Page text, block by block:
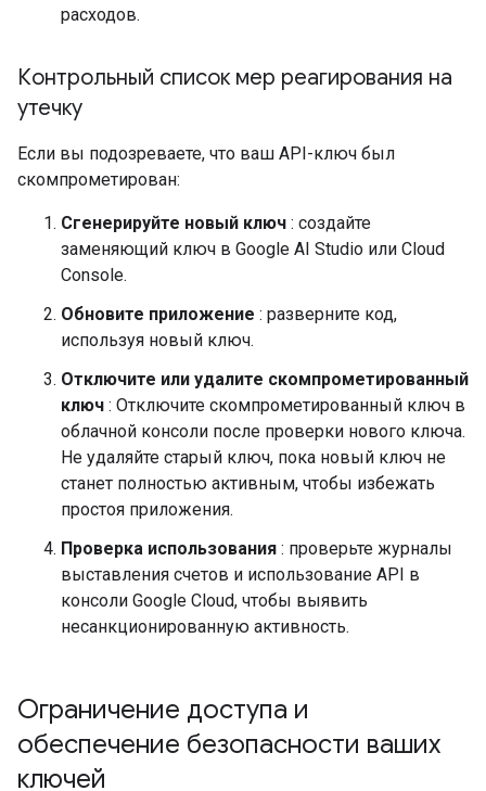
расходов.
Контрольный список мер реагирования на
утечку
Если вы подозреваете, что ваш API-ключ был
скомпрометирован:
Сгенерируйте новый ключ : создайте
заменяющий ключ в Google AI Studio или Cloud
Console.
Обновите приложение : разверните код,
используя новый ключ.
Отключите или удалите скомпрометированный
ключ : Отключите скомпрометированный ключ в
облачной консоли после проверки нового ключа.
Не удаляйте старый ключ, пока новый ключ не
станет полностью активным, чтобы избежать
простоя приложения.
Проверка использования : проверьте журналы
выставления счетов и использование API в
консоли Google Cloud, чтобы выявить
несанкционированную активность.
Ограничение доступа и
обеспечение безопасности ваших
ключей